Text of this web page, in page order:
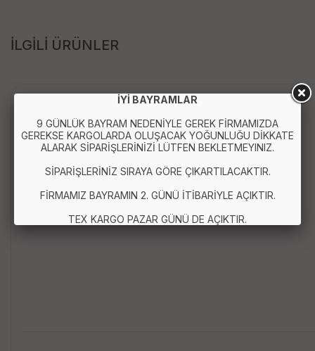
İLGİLİ ÜRÜNLER
İYİ BAYRAMLAR
9 GÜNLÜK BAYRAM NEDENİYLE GEREK FİRMAMIZDA
GEREKSE KARGOLARDA OLUŞACAK YOĞUNLUĞU DİKKATE
ALARAK SİPARİŞLERİNİZİ LÜTFEN BEKLETMEYINIZ.
SİPARİŞLERİNİZ SIRAYA GÖRE ÇIKARTILACAKTIR.
FİRMAMIZ BAYRAMIN 2. GÜNÜ İTİBARİYLE AÇIKTIR.
TEX KARGO PAZAR GÜNÜ DE AÇIKTIR.